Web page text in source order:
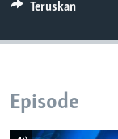
Teruskan
Episode